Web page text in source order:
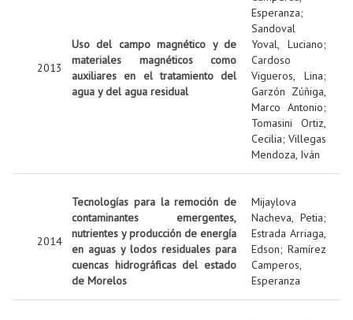
2013
Uso del campo magnético y de
materiales magnéticos como
auxiliares en el tratamiento del
agua y del agua residual
Esperanza;
Sandoval
Yoval, Luciano;
Cardoso
Vigueros, Lina;
Garzón Zúñiga,
Marco Antonio;
Tomasini Ortiz,
Cecilia; Villegas
Mendoza, Iván
2014
Tecnologías para la remoción de
contaminantes emergentes,
nutrientes y producción de energía
en aguas y lodos residuales para
cuencas hidrográficas del estado
de Morelos
Mijaylova
Nacheva, Petia;
Estrada Arriaga,
Edson; Ramírez
Camperos,
Esperanza